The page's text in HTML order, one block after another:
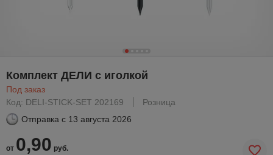
Комплект ДЕЛИ с иголкой
Под заказ
Код: DELI-STICK-SET 202169
Розница
Отправка с 13 августа 2026
от 0,90 руб.